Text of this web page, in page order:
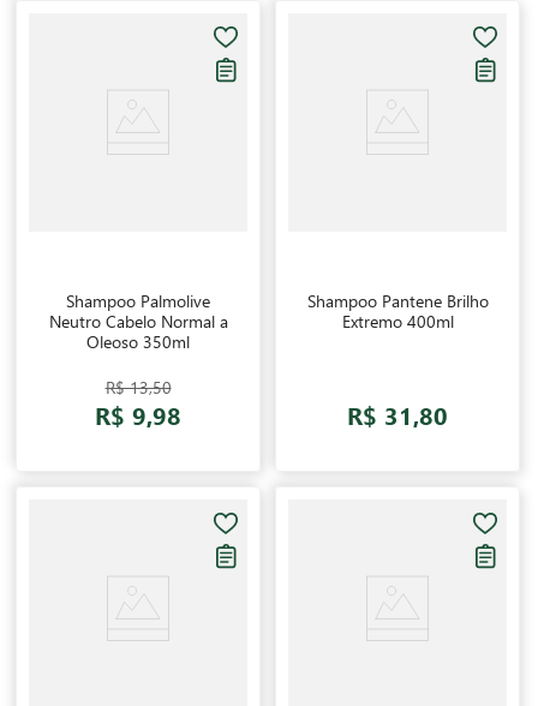
Shampoo Palmolive
Neutro Cabelo Normal a
Oleoso 350ml
R$ 13,50
R$ 9,98
Shampoo Pantene Brilho
Extremo 400ml
R$ 31,80